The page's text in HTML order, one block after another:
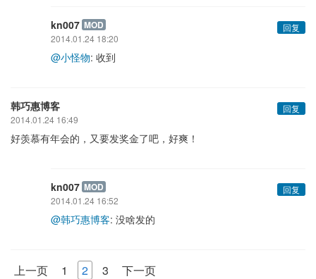
kn007 MOD
回复
2014.01.24 18:20
@小怪物: 收到
韩巧惠博客
回复
2014.01.24 16:49
好羡慕有年会的，又要发奖金了吧，好爽！
kn007 MOD
回复
2014.01.24 16:52
@韩巧惠博客: 没啥发的
上一页 1 2 3 下一页